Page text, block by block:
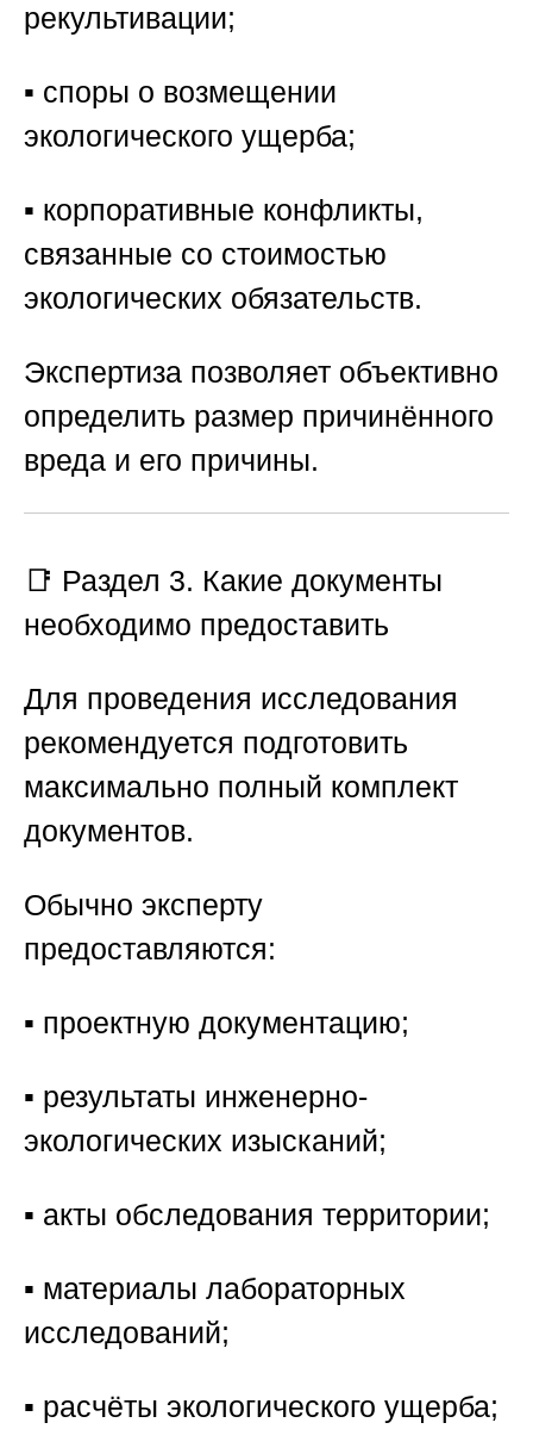
рекультивации;
▪️ споры о возмещении
экологического ущерба;
▪️ корпоративные конфликты,
связанные со стоимостью
экологических обязательств.
Экспертиза позволяет объективно
определить размер причинённого
вреда и его причины.
📑 Раздел 3. Какие документы
необходимо предоставить
Для проведения исследования
рекомендуется подготовить
максимально полный комплект
документов.
Обычно эксперту
предоставляются:
▪️ проектную документацию;
▪️ результаты инженерно-
экологических изысканий;
▪️ акты обследования территории;
▪️ материалы лабораторных
исследований;
▪️ расчёты экологического ущерба;